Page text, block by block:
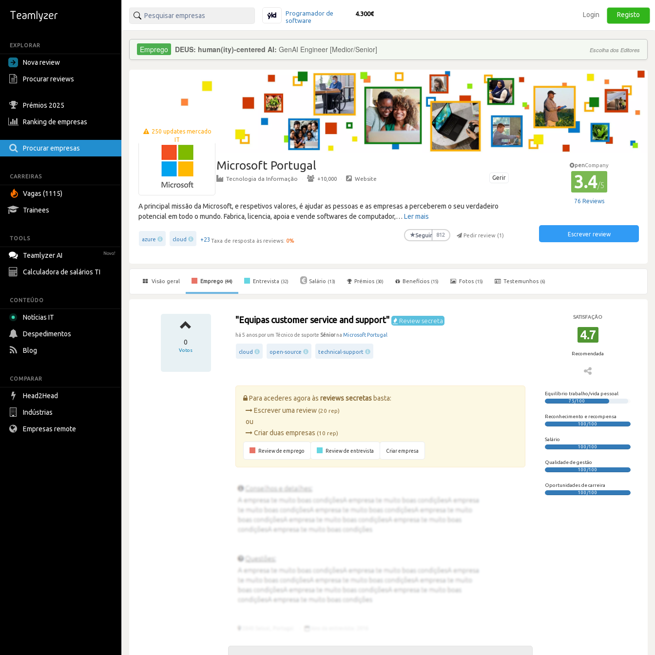
EXPLORAR
Nova review
Procurar reviews
Prémios 2025
Ranking de empresas
Procurar empresas
CARREIRAS
Vagas (1115)
Trainees
TOOLS
Teamlyzer AI Novo!
Calculadora de salários TI
CONTEÚDO
Notícias IT
Despedimentos
Blog
COMPARAR
Head2Head
Indústrias
Empresas remote
Programador de
software
4.300€ Login Registo
DEUS: human(ity)-centered AI: GenAI Engineer [Medior/Senior] Escolha dos Editores
250 updates mercado
IT
Microsoft Portugal
Gerir
Tecnologia da Informação · +10,000 · Website
A principal missão da Microsoft, e respetivos valores, é ajudar as pessoas e as empresas a perceberem o seu verdadeiro
potencial em todo o mundo. Fabrica, licencia, apoia e vende softwares de computador,… Ler mais
azure cloud +23 Taxa de resposta às reviews: 0%
★Seguir 812 Pedir review (1)
penCompany
3.4/5
76 Reviews
Escrever review
Visão geral Emprego (44) Entrevista (32) Salário (13) Prémios (30) Benefícios (15) Fotos (15) Testemunhos (6)
0
Votos
"Equipas customer service and support" Review secreta
há 5 anos por um Técnico de suporte Séniorna Microsoft Portugal
cloud open-source technical-support
SATISFAÇÃO
4.7
Recomendada
Para acederes agora àsreviews secretas basta:
Escrever uma review(20 rep)
ou
Criar duas empresas(10 rep)
Review de emprego Review de entrevista Criar empresa
Equilíbrio trabalho/vida pessoal
75/100
Reconhecimento e recompensa
100/100
Salário
100/100
Qualidade de gestão
100/100
Oportunidades de carreira
100/100